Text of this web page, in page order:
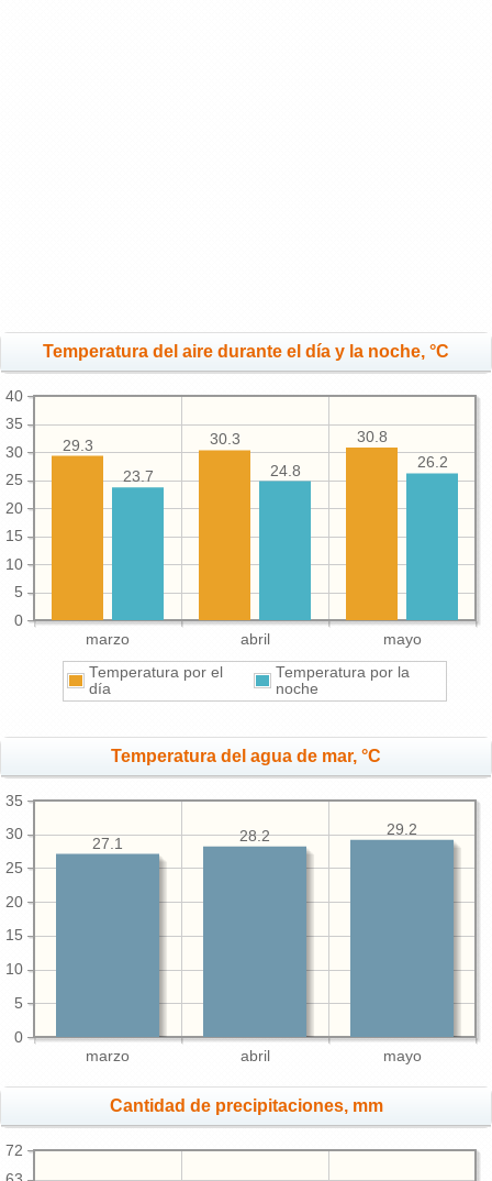
Temperatura del aire durante el día y la noche, °C
marzo abril mayo
0
5
10
15
20
25
30
35
40
30.8
30.3
29.3
26.2
24.8
23.7
Temperatura por el
día
Temperatura por la
noche
Temperatura del agua de mar, °C
marzo abril mayo
0
5
10
15
20
25
30
35
29.2
28.2
27.1
Cantidad de precipitaciones, mm
72